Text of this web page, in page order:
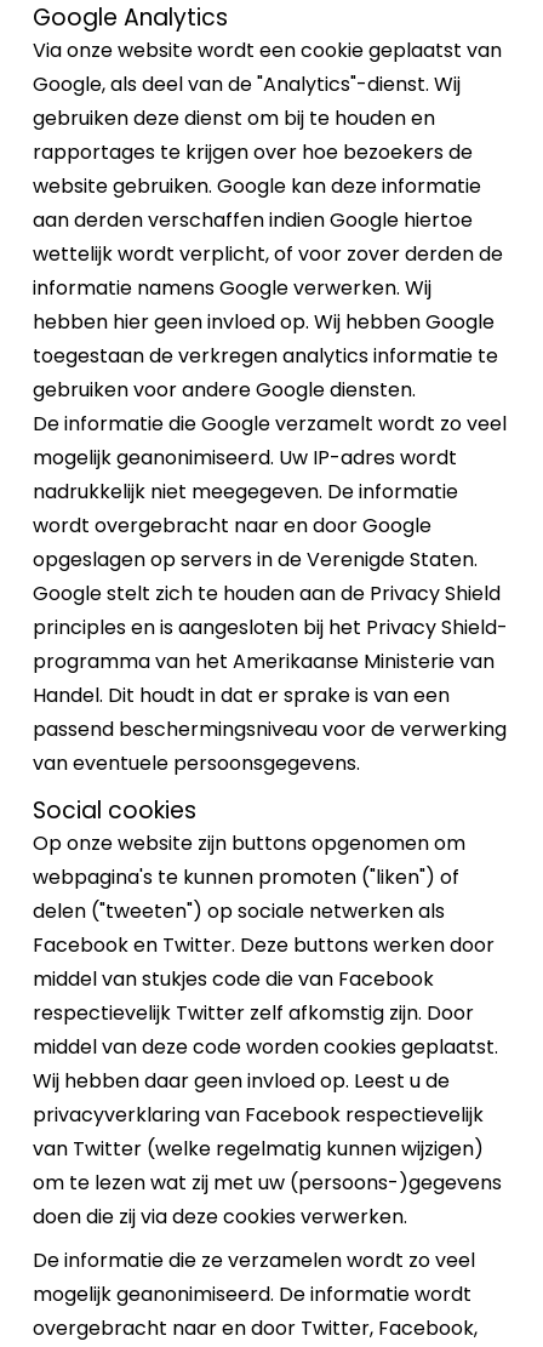
Google Analytics
Via onze website wordt een cookie geplaatst van
Google, als deel van de "Analytics"-dienst. Wij
gebruiken deze dienst om bij te houden en
rapportages te krijgen over hoe bezoekers de
website gebruiken. Google kan deze informatie
aan derden verschaffen indien Google hiertoe
wettelijk wordt verplicht, of voor zover derden de
informatie namens Google verwerken. Wij
hebben hier geen invloed op. Wij hebben Google
toegestaan de verkregen analytics informatie te
gebruiken voor andere Google diensten.
De informatie die Google verzamelt wordt zo veel
mogelijk geanonimiseerd. Uw IP-adres wordt
nadrukkelijk niet meegegeven. De informatie
wordt overgebracht naar en door Google
opgeslagen op servers in de Verenigde Staten.
Google stelt zich te houden aan de Privacy Shield
principles en is aangesloten bij het Privacy Shield-
programma van het Amerikaanse Ministerie van
Handel. Dit houdt in dat er sprake is van een
passend beschermingsniveau voor de verwerking
van eventuele persoonsgegevens.
Social cookies
Op onze website zijn buttons opgenomen om
webpagina's te kunnen promoten ("liken") of
delen ("tweeten") op sociale netwerken als
Facebook en Twitter. Deze buttons werken door
middel van stukjes code die van Facebook
respectievelijk Twitter zelf afkomstig zijn. Door
middel van deze code worden cookies geplaatst.
Wij hebben daar geen invloed op. Leest u de
privacyverklaring van Facebook respectievelijk
van Twitter (welke regelmatig kunnen wijzigen)
om te lezen wat zij met uw (persoons-)gegevens
doen die zij via deze cookies verwerken.
De informatie die ze verzamelen wordt zo veel
mogelijk geanonimiseerd. De informatie wordt
overgebracht naar en door Twitter, Facebook,